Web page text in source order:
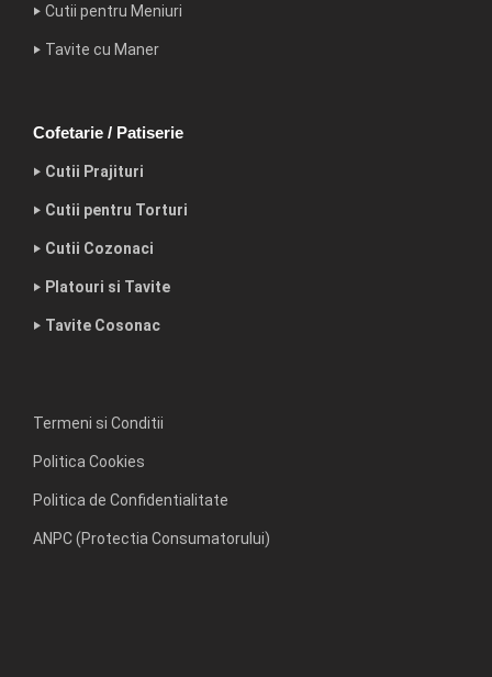
‣ Cutii pentru Meniuri
‣ Tavite cu Maner
Cofetarie / Patiserie
‣ Cutii Prajituri
‣ Cutii pentru Torturi
‣ Cutii Cozonaci
‣ Platouri si Tavite
‣ Tavite Cosonac
Termeni si Conditii
Politica Cookies
Politica de Confidentialitate
ANPC (Protectia Consumatorului)